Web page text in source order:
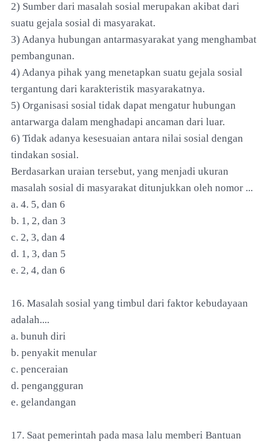
2) Sumber dari masalah sosial merupakan akibat dari
suatu gejala sosial di masyarakat.
3) Adanya hubungan antarmasyarakat yang menghambat
pembangunan.
4) Adanya pihak yang menetapkan suatu gejala sosial
tergantung dari karakteristik masyarakatnya.
5) Organisasi sosial tidak dapat mengatur hubungan
antarwarga dalam menghadapi ancaman dari luar.
6) Tidak adanya kesesuaian antara nilai sosial dengan
tindakan sosial.
Berdasarkan uraian tersebut, yang menjadi ukuran
masalah sosial di masyarakat ditunjukkan oleh nomor ...
a. 4. 5, dan 6
b. 1, 2, dan 3
c. 2, 3, dan 4
d. 1, 3, dan 5
e. 2, 4, dan 6
16. Masalah sosial yang timbul dari faktor kebudayaan
adalah....
a. bunuh diri
b. penyakit menular
c. penceraian
d. pengangguran
e. gelandangan
17. Saat pemerintah pada masa lalu memberi Bantuan